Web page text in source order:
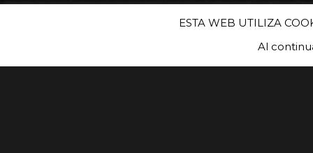
ESTA WEB UTILIZA
Al